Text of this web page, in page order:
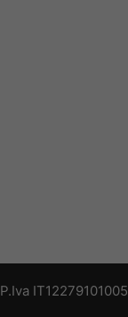
IT12279101005